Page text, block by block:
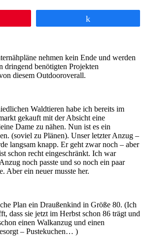
nehmen kein Ende und werden
dringend benötigten Projekten
diesem Outdooroverall.
Waldtieren habe ich bereits im
gekauft mit der Absicht eine
Dame zu nähen. Nun ist es ein
(soviel zu Plänen). Unser letzter Anzug –
langsam knapp. Er geht zwar noch – aber
schon recht eingeschränkt. Ich war
noch passte und so noch ein paar
Aber ein neuer musste her.
Plan ein Draußenkind in Größe 80. (Ich
dass sie jetzt im Herbst schon 86 trägt und
einen Walkanzug und einen
– Pustekuchen… )